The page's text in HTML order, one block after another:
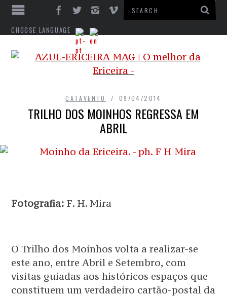
CHOOSE LANGUAGE
CATAVENTO 09/04/2014
TRILHO DOS MOINHOS REGRESSA EM
ABRIL
Fotografia: F. H. Mira
O Trilho dos Moinhos volta a realizar-se
este ano, entre Abril e Setembro, com
visitas guiadas aos históricos espaços que
constituem um verdadeiro cartão-postal da